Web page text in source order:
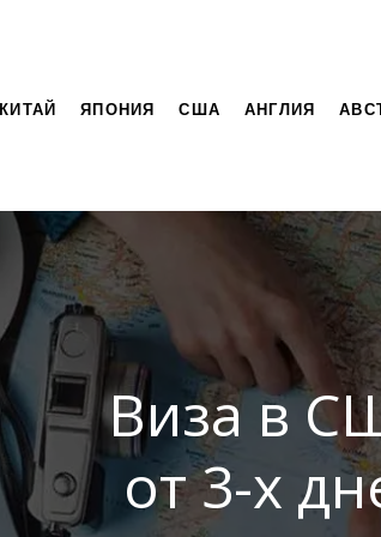
КИТАЙ ЯПОНИЯ США АНГЛИЯ
Виза в
от 3-х